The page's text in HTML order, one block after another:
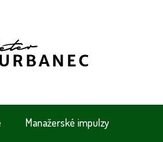
Manažerské impulzy